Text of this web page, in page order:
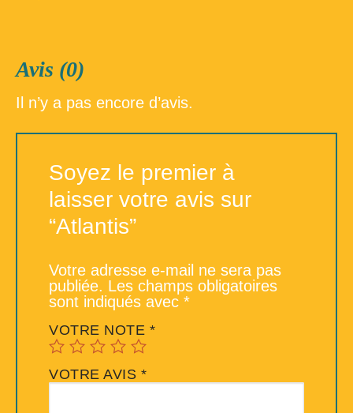
Avis (0)
Il n’y a pas encore d’avis.
Soyez le premier à
laisser votre avis sur
“Atlantis”
Votre adresse e-mail ne sera pas
publiée. Les champs obligatoires
sont indiqués avec *
VOTRE NOTE *
VOTRE AVIS *